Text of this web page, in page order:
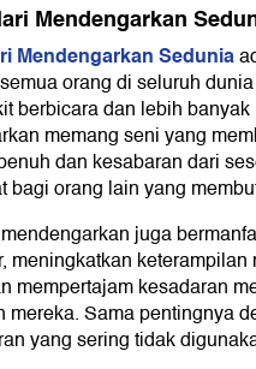
Mendengarkan
Mendengarkan Sedunia
orang di seluruh
berbicara dan lebih
memang seni yang
dan kesabaran dari
bagi orang lain yang
juga
meningkatkan keterampilan
mempertajam kesadaran
mereka. Sama pentingnya
yang sering tidak